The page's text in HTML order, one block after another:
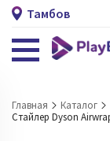
Тамбов
Главная Каталог
Стайлер Dyson